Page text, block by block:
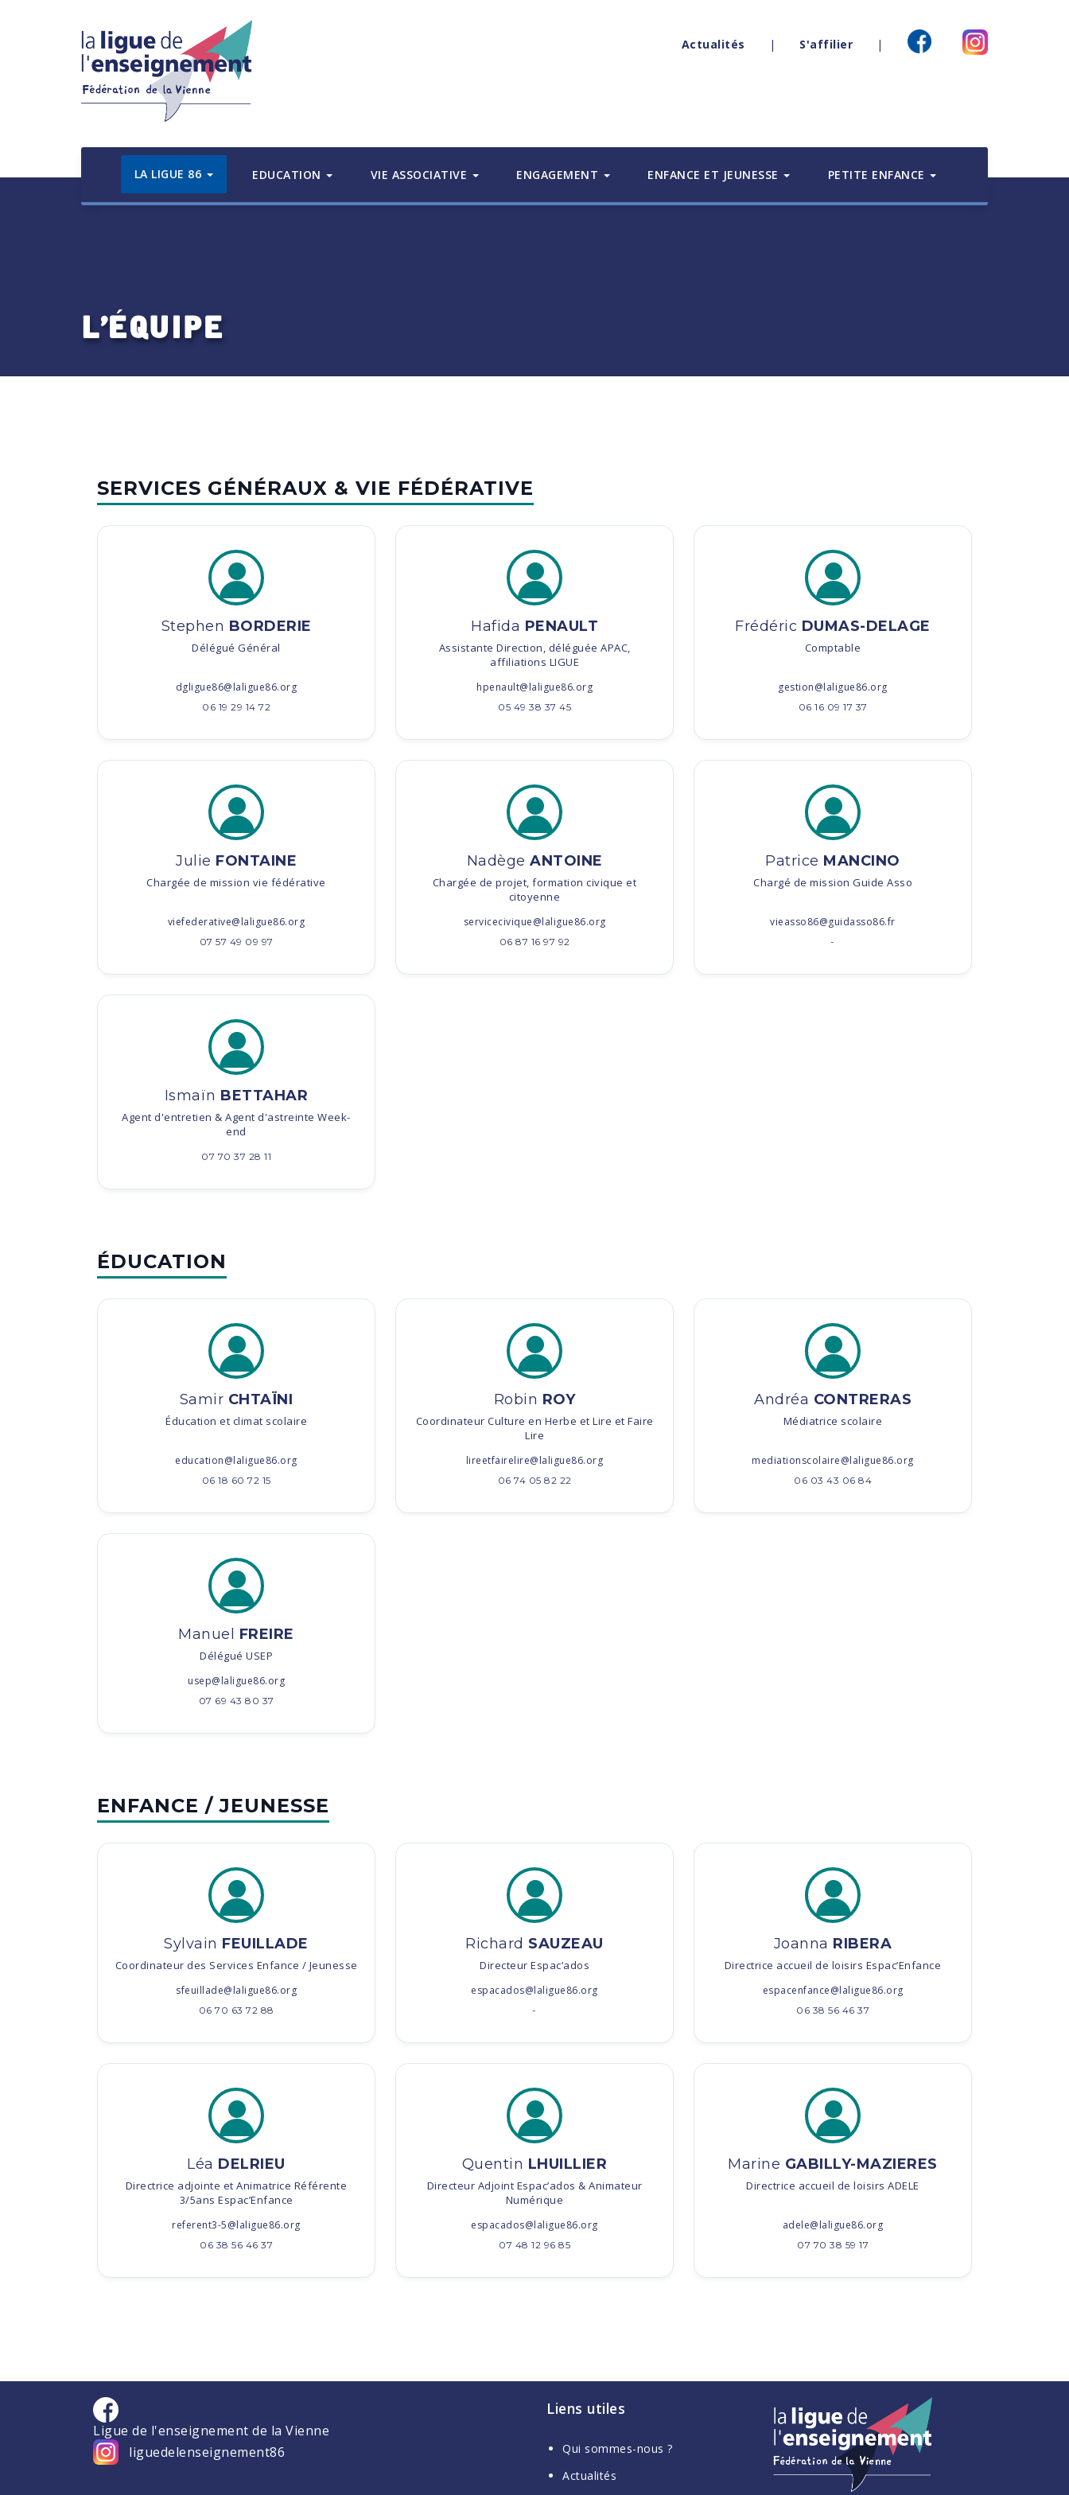
Actualités | S'affilier |
LA LIGUE 86 EDUCATION VIE ASSOCIATIVE ENGAGEMENT ENFANCE ET JEUNESSE PETITE ENFANCE
L’équipe
SERVICES GÉNÉRAUX & VIE FÉDÉRATIVE
Stephen BORDERIE
Délégué Général
dgligue86@laligue86.org
06 19 29 14 72
Hafida PENAULT
Assistante Direction, déléguée APAC,
affiliations LIGUE
hpenault@laligue86.org
05 49 38 37 45
Frédéric DUMAS-DELAGE
Comptable
gestion@laligue86.org
06 16 09 17 37
Julie FONTAINE
Chargée de mission vie fédérative
viefederative@laligue86.org
07 57 49 09 97
Nadège ANTOINE
Chargée de projet, formation civique et
citoyenne
servicecivique@laligue86.org
06 87 16 97 92
Patrice MANCINO
Chargé de mission Guide Asso
vieasso86@guidasso86.fr
-
Ismaïn BETTAHAR
Agent d'entretien & Agent d'astreinte Week-
end
07 70 37 28 11
ÉDUCATION
Samir CHTAÏNI
Éducation et climat scolaire
education@laligue86.org
06 18 60 72 15
Robin ROY
Coordinateur Culture en Herbe et Lire et Faire
Lire
lireetfairelire@laligue86.org
06 74 05 82 22
Andréa CONTRERAS
Médiatrice scolaire
mediationscolaire@laligue86.org
06 03 43 06 84
Manuel FREIRE
Délégué USEP
usep@laligue86.org
07 69 43 80 37
ENFANCE / JEUNESSE
Sylvain FEUILLADE
Coordinateur des Services Enfance / Jeunesse
sfeuillade@laligue86.org
06 70 63 72 88
Richard SAUZEAU
Directeur Espac’ados
espacados@laligue86.org
-
Joanna RIBERA
Directrice accueil de loisirs Espac’Enfance
espacenfance@laligue86.org
06 38 56 46 37
Léa DELRIEU
Directrice adjointe et Animatrice Référente
3/5ans Espac’Enfance
referent3-5@laligue86.org
06 38 56 46 37
Quentin LHUILLIER
Directeur Adjoint Espac’ados & Animateur
Numérique
espacados@laligue86.org
07 48 12 96 85
Marine GABILLY-MAZIERES
Directrice accueil de loisirs ADELE
adele@laligue86.org
07 70 38 59 17
Ligue de l'enseignement de la Vienne
Liens utiles
Qui sommes-nous ?
Actualités